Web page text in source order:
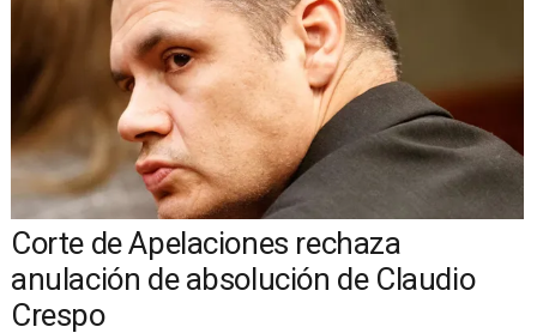
Corte de Apelaciones rechaza
anulación de absolución de Claudio
Crespo